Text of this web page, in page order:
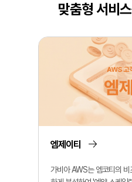
맞춤형 서비
엠제이티
가비아 AWS는 엠코티의